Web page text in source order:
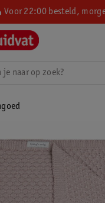
Voor 22:00 besteld,